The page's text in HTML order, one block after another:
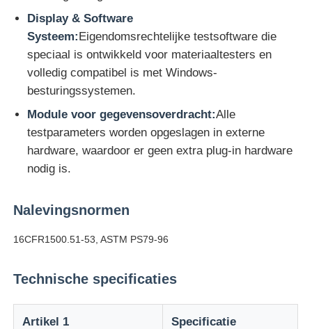
Impact testmachine
Schuring het testen Machine
rubber het testen materiaal
Apparatuur voor het testen van schoenen
Gebouwmaterialen-testapparatuur
Testapparatuur voor kleefstoffen
Display & Software
Systeem:Eigendomsrechtelijke testsoftware die
speciaal is ontwikkeld voor materiaaltesters en
volledig compatibel is met Windows-
besturingssystemen.
Module voor gegevensoverdracht:Alle
testparameters worden opgeslagen in externe
hardware, waardoor er geen extra plug-in hardware
nodig is.
Nalevingsnormen
16CFR1500.51-53, ASTM PS79-96
Technische specificaties
Artikel 1 Specificatie